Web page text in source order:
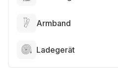
Armband
Ladegerät